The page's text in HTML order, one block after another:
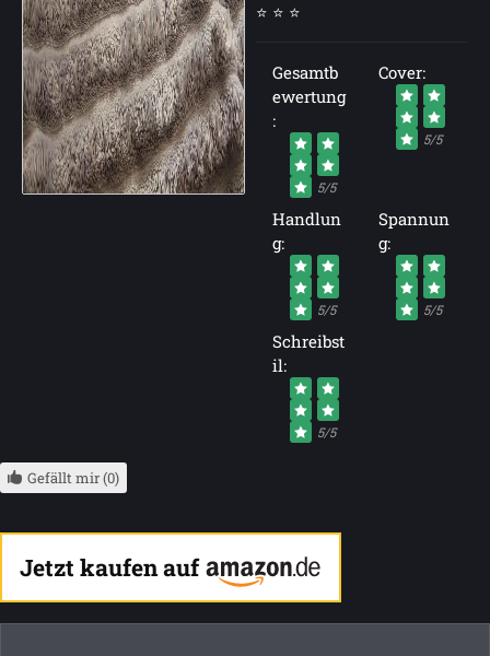
⭐ ⭐ ⭐
Gesamtb
ewertung
:
5/5
Cover:
5/5
Handlun
g:
5/5
Spannun
g:
5/5
Schreibst
il:
5/5
Gefällt mir (0)
Jetzt kaufen auf